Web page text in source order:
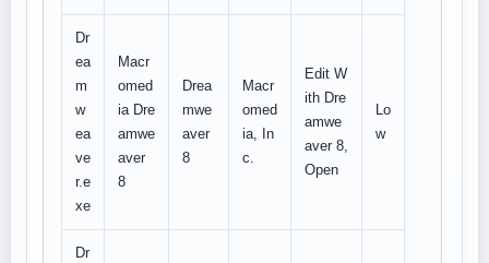
Dr
ea
m
w
ea
ve
r.e
xe
Macr
omed
ia Dre
amwe
aver
8
Drea
mwe
aver
8
Macr
omed
ia, In
c.
Edit W
ith Dre
amwe
aver 8,
Open
Lo
w
Dr